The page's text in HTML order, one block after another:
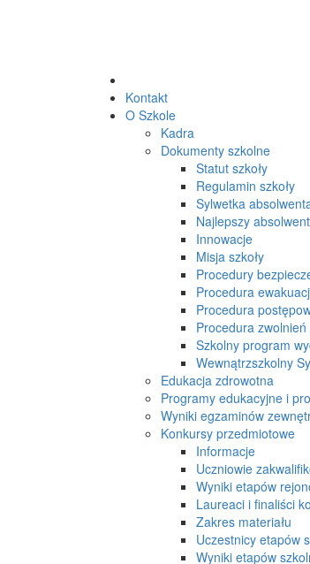
Kontakt
O Szkole
Kadra
Dokumenty szkolne
Statut szkoły
Regulamin szkoły
Sylwetka
Najlepszy absolwent
Innowacje
Misja szkoły
Procedury
Procedura
Procedura
Procedura zwolnień
Szkolny program
Wewnątrzszkolny
Edukacja zdrowotna
Programy edukacyjne i
Wyniki egzaminów
Konkursy przedmiotowe
Informacje
Uczniowie
Wyniki etapów
Laureaci i finaliści
Zakres materiału
Uczestnicy etapów
Wyniki etapów